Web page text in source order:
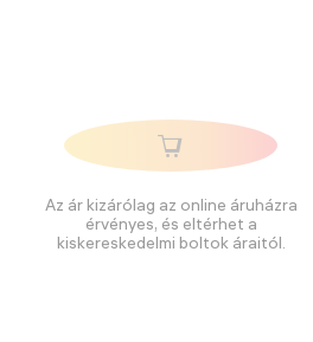
Az ár kizárólag az online áruházra
érvényes, és eltérhet a
kiskereskedelmi boltok áraitól.